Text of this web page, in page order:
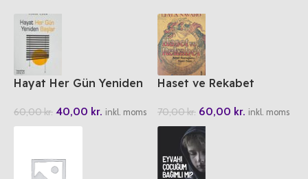
Hayat Her Gün Yeniden
60,00kr. 40,00 kr. inkl. moms
Haset ve Rekabet
70,00kr. 60,00 kr. inkl. moms